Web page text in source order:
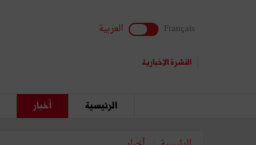
Français العربية
النشرة الإخبارية
الرئيسية أخبار